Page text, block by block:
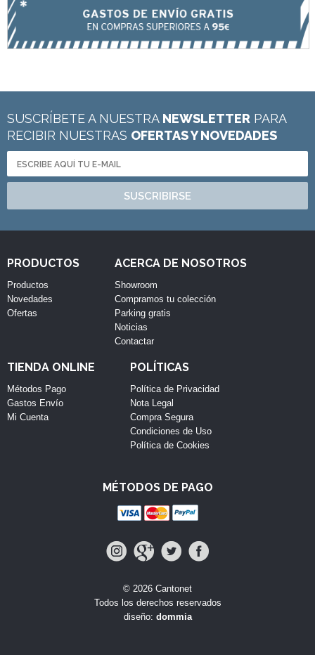
SUSCRÍBETE A NUESTRA NEWSLETTER PARA
RECIBIR NUESTRAS OFERTAS Y NOVEDADES
SUSCRIBIRSE
PRODUCTOS
Productos
Novedades
Ofertas
ACERCA DE NOSOTROS
Showroom
Compramos tu colección
Parking gratis
Noticias
Contactar
TIENDA ONLINE
Métodos Pago
Gastos Envío
Mi Cuenta
POLÍTICAS
Política de Privacidad
Nota Legal
Compra Segura
Condiciones de Uso
Política de Cookies
MÉTODOS DE PAGO
© 2026 Cantonet
Todos los derechos reservados
diseño: dommia